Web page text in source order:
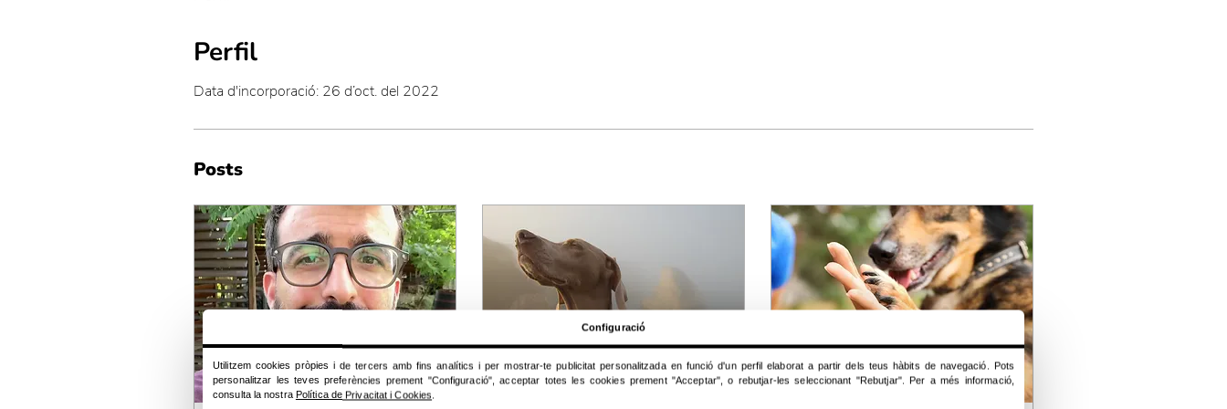
Perfil
Data d'incorporació: 26 d’oct. del 2022
Posts
Configuració
Utilitzem cookies pròpies i de tercers amb fins analítics i per mostrar-te publicitat personalitzada en funció d'un perfil elaborat a partir dels teus hàbits de navegació. Pots
personalitzar les teves preferències prement "Configuració", acceptar totes les cookies prement "Acceptar", o rebutjar-les seleccionant "Rebutjar". Per a més informació,
consulta la nostra Política de Privacitat i Cookies.